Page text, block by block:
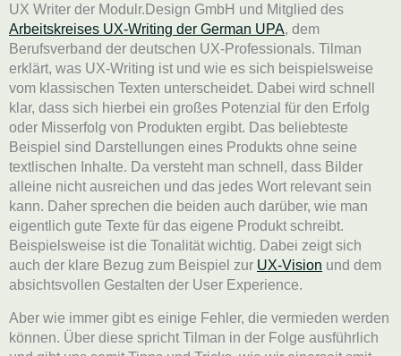
UX Writer der Modulr.Design GmbH und Mitglied des
Arbeitskreises UX-Writing der German UPA, dem
Berufsverband der deutschen UX-Professionals. Tilman
erklärt, was UX-Writing ist und wie es sich beispielsweise
vom klassischen Texten unterscheidet. Dabei wird schnell
klar, dass sich hierbei ein großes Potenzial für den Erfolg
oder Misserfolg von Produkten ergibt. Das beliebteste
Beispiel sind Darstellungen eines Produkts ohne seine
textlischen Inhalte. Da versteht man schnell, dass Bilder
alleine nicht ausreichen und das jedes Wort relevant sein
kann. Daher sprechen die beiden auch darüber, wie man
eigentlich gute Texte für das eigene Produkt schreibt.
Beispielsweise ist die Tonalität wichtig. Dabei zeigt sich
auch der klare Bezug zum Beispiel zur UX-Vision und dem
absichtsvollen Gestalten der User Experience.
Aber wie immer gibt es einige Fehler, die vermieden werden
können. Über diese spricht Tilman in der Folge ausführlich